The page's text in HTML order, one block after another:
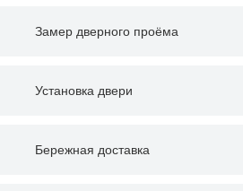
Замер дверного проёма
Установка двери
Бережная доставка